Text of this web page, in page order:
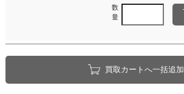
数
量
買取カートへ一括追加